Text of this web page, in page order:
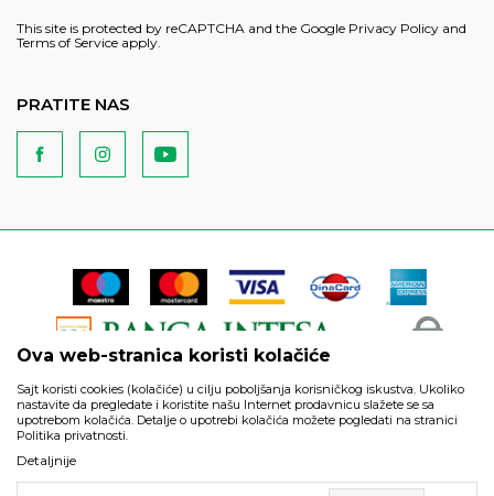
This site is protected by reCAPTCHA and the Google Privacy Policy and
Terms of Service apply.
PRATITE NAS
artikli prikazani na sajtu su deo naše ponude i ne podrazumeva
da su dostupni u svakom trenutku.
Ova web-stranica koristi kolačiće
Sajt koristi cookies (kolačiće) u cilju poboljšanja korisničkog iskustva. Ukoliko
nastavite da pregledate i koristite našu Internet prodavnicu slažete se sa
upotrebom kolačića. Detalje o upotrebi kolačića možete pogledati na stranici
Politika privatnosti.
Detaljnije